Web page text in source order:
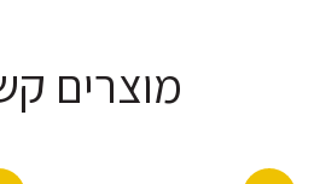
מוצרים